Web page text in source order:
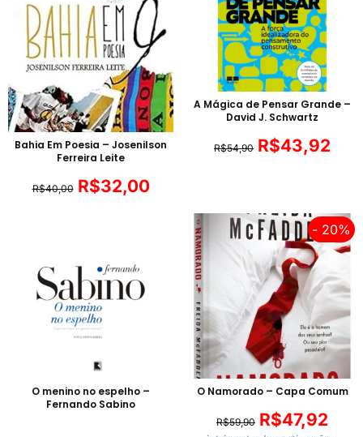
Bahia Em Poesia – Josenilson
Ferreira Leite
R$40,00 R$32,00
A Mágica de Pensar Grande –
David J. Schwartz
R$54,90 R$43,92
O menino no espelho –
Fernando Sabino
- 20%
O Namorado – Capa Comum
R$59,90 R$47,92